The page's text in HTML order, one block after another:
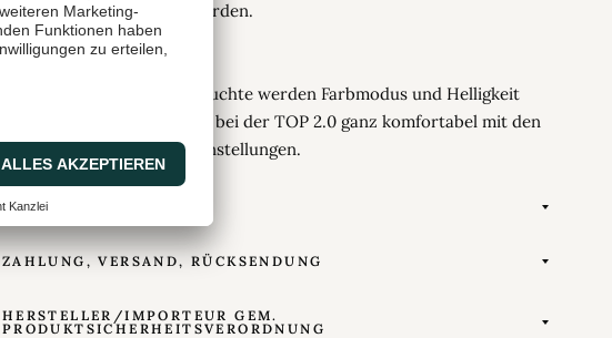
Touch-Sensor reguliert werden.
Bei der TOP 2.0 Flaschenleuchte werden Farbmodus und Helligkeit
gespeichert. So starten Sie bei der TOP 2.0 ganz komfortabel mit den
von Ihnen gewünschten Einstellungen.
PRODUKTDATEN
ZAHLUNG, VERSAND, RÜCKSENDUNG
HERSTELLER/IMPORTEUR GEM.
PRODUKTSICHERHEITSVERORDNUNG